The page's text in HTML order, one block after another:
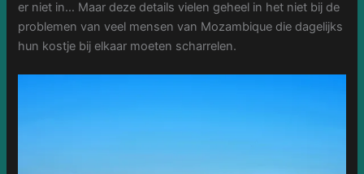
er niet in… Maar deze details vielen geheel in het niet bij de
problemen van veel mensen van Mozambique die dagelijks
hun kostje bij elkaar moeten scharrelen.